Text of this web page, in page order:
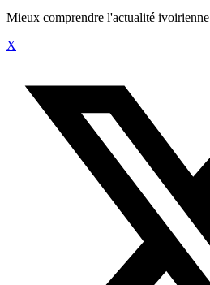
Mieux comprendre l'actualité ivoirienne
X